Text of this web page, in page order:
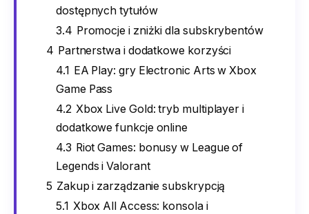
dostępnych tytułów
3.4 Promocje i zniżki dla subskrybentów
4 Partnerstwa i dodatkowe korzyści
4.1
EA Play: gry Electronic Arts w Xbox
Game Pass
4.2 Xbox Live Gold: tryb multiplayer i
dodatkowe funkcje online
4.3 Riot Games: bonusy w League of
Legends i Valorant
5 Zakup i zarządzanie subskrypcją
5.1 Xbox All Access: konsola i